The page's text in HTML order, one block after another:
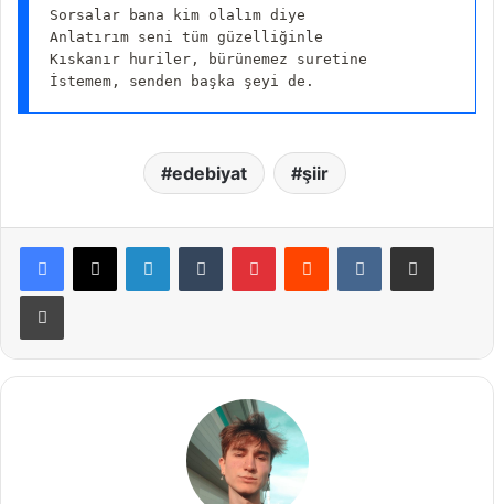
Sorsalar bana kim olalım diye
Anlatırım seni tüm güzelliğinle
Kıskanır huriler, bürünemez suretine
İstemem, senden başka şeyi de.
edebiyat şiir
LinkedInTumblr PinterestReddit VKontakteE-Posta ile paylaş
Yazdır